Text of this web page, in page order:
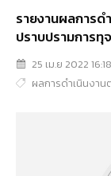
รายงานผลการ
ปราบปรามการ
25 เม.ย 2022 16:18
ผลการดำเนินงา